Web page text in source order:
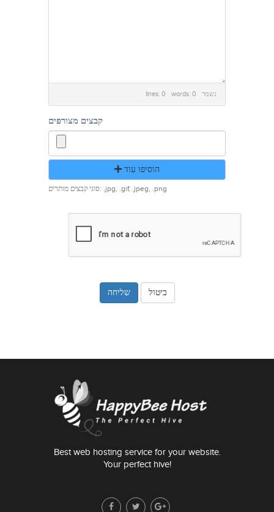
lines: 0 words: 0 נשמר
קבצים מצורפים
הוסיפו עוד
סוגי קבצים מותרים: .jpg, .gif, .jpeg, .png
ביטול
Best web hosting service for your website.
Your perfect hive!